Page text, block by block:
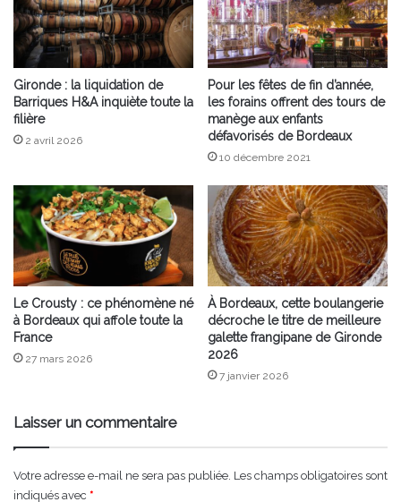
Gironde : la liquidation de
Barriques H&A inquiète toute la
filière
2 avril 2026
Pour les fêtes de fin d’année,
les forains offrent des tours de
manège aux enfants
défavorisés de Bordeaux
10 décembre 2021
Le Crousty : ce phénomène né
à Bordeaux qui affole toute la
France
27 mars 2026
À Bordeaux, cette boulangerie
décroche le titre de meilleure
galette frangipane de Gironde
2026
7 janvier 2026
Laisser un commentaire
Votre adresse e-mail ne sera pas publiée. Les champs obligatoires sont
indiqués avec *